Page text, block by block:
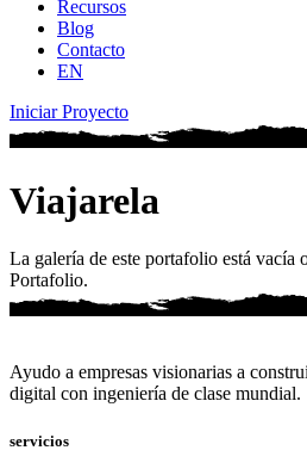
Recursos
Blog
Contacto
EN
Iniciar Proyecto
Viajarela
La galería de este portafolio está vacía
Portafolio.
Ayudo a empresas visionarias a
digital con ingeniería de clase mundial.
servicios